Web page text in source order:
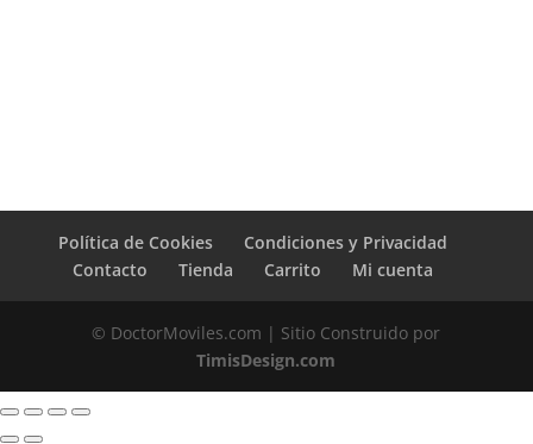
Política de Cookies
Condiciones y Privacidad
Contacto
Tienda Carrito Mi cuenta
© DoctorMoviles.com | Sitio Construido por
TimisDesign.com